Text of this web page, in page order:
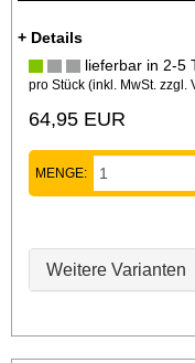
+ Details
lieferbar in 2-5
pro Stück (inkl. MwSt. zzgl.
64,95 EUR
MENGE:
Weitere Varianten